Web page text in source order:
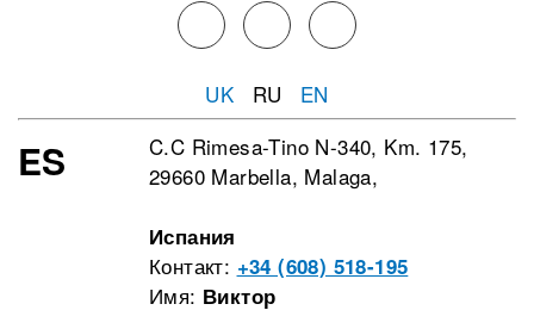
UK RU EN
ES
C.C Rimesa-Tino N-340, Km. 175,
29660 Marbella, Malaga,
Испания
Контакт: +34 (608) 518-195
Имя: Виктор